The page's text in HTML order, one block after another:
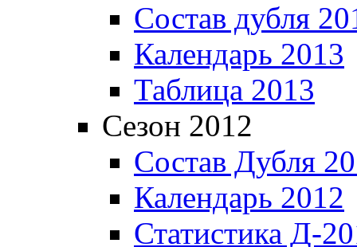
Состав дубля
Календарь 2013
Таблица 2013
Сезон 2012
Состав Дубля
Календарь 2012
Статистика Д-